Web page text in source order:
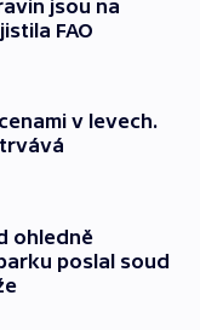
jsou na
FAO
v levech.
ohledně
poslal soud